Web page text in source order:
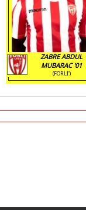
ZABRE ABDUL
MUBARAC '01
(FORLI')